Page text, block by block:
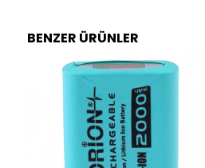
BENZER ÜRÜNLER